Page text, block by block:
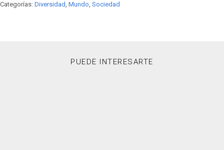
Categorías: Diversidad Mundo Sociedad
PUEDE INTERESARTE